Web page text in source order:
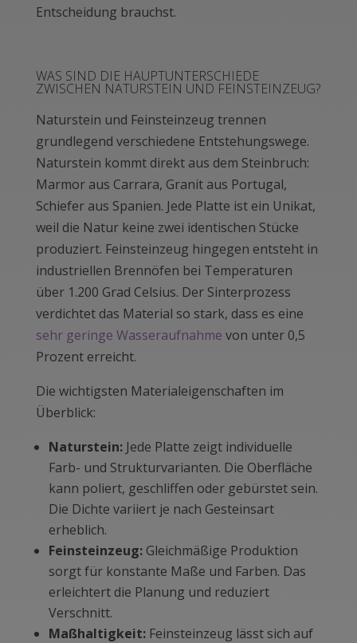
Entscheidung brauchst.
WAS SIND DIE HAUPTUNTERSCHIEDE
ZWISCHEN NATURSTEIN UND FEINSTEINZEUG?
Naturstein und Feinsteinzeug trennen
grundlegend verschiedene Entstehungswege.
Naturstein kommt direkt aus dem Steinbruch:
Marmor aus Carrara, Granit aus Portugal,
Schiefer aus Spanien. Jede Platte ist ein Unikat,
weil die Natur keine zwei identischen Stücke
produziert. Feinsteinzeug hingegen entsteht in
industriellen Brennöfen bei Temperaturen
über 1.200 Grad Celsius. Der Sinterprozess
verdichtet das Material so stark, dass es eine
sehr geringe Wasseraufnahme von unter 0,5
Prozent erreicht.
Die wichtigsten Materialeigenschaften im
Überblick:
Naturstein:Jede Platte zeigt individuelle
Farb- und Strukturvarianten. Die Oberfläche
kann poliert, geschliffen oder gebürstet sein.
Die Dichte variiert je nach Gesteinsart
erheblich.
Feinsteinzeug:Gleichmäßige Produktion
sorgt für konstante Maße und Farben. Das
erleichtert die Planung und reduziert
Verschnitt.
Maßhaltigkeit:Feinsteinzeug lässt sich auf